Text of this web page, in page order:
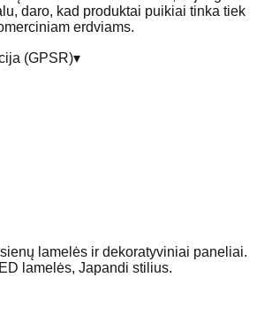
daro, kad produktai puikiai tinka tiek
erdviams.
(GPSR)▾
lamelės ir dekoratyviniai paneliai.
lamelės, Japandi stilius.